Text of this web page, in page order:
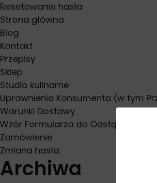
Resetowanie hasła
Strona główna
Blog
Kontakt
Przepisy
Sklep
Studio kulinarne
Uprawnienia Konsumenta (w tym
Warunki Dostawy
Wzór Formularza do Odstąpienia od
Zamówienie
Zmiana hasła
Archiwa